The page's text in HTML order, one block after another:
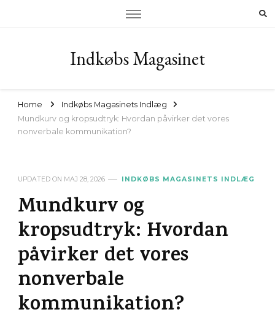
Indkøbs Magasinet
Home
Indkøbs Magasinets Indlæg
Mundkurv og kropsudtryk: Hvordan påvirker det vores
nonverbale kommunikation?
UPDATED ON MAJ 28, 2026 INDKØBS MAGASINETS INDLÆG
Mundkurv og
kropsudtryk: Hvordan
påvirker det vores
nonverbale
kommunikation?